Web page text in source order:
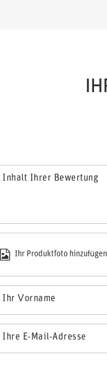
Inhalt Ihrer Bewertung
Ihr Produktfoto
Ihr Vorname
Ihre E-Mail-Adresse